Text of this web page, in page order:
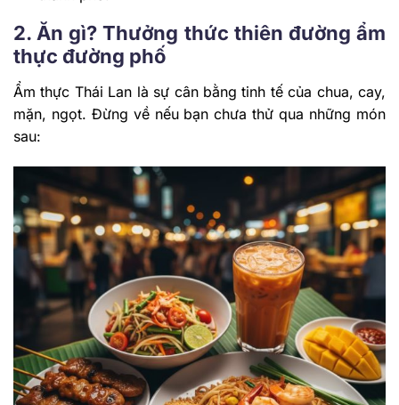
2. Ăn gì? Thưởng thức thiên đường ẩm
thực đường phố
Ẩm thực Thái Lan là sự cân bằng tinh tế của chua, cay,
mặn, ngọt. Đừng về nếu bạn chưa thử qua những món
sau: